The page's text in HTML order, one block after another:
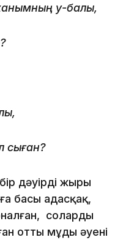
у-балы,
сыған?
дәуірдің жыры
басы адасқақ,
солардың
оттың мұңды әуені